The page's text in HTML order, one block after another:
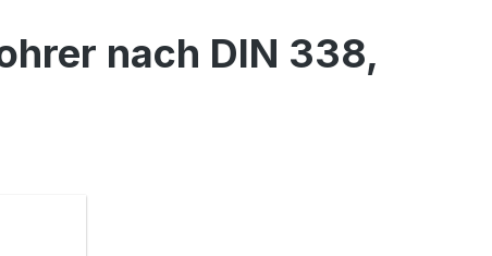
nach DIN 338,